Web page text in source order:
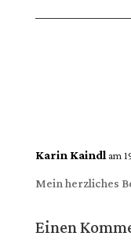
Karin Kaindl am
Mein herzliches
Einen